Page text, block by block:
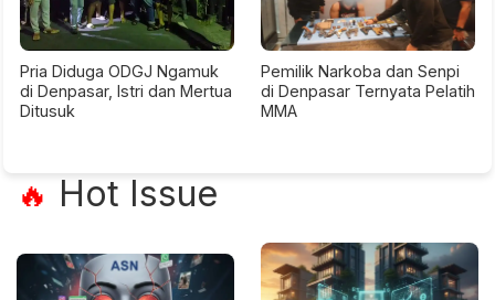
Pria Diduga ODGJ Ngamuk
di Denpasar, Istri dan Mertua
Ditusuk
Pemilik Narkoba dan Senpi
di Denpasar Ternyata Pelatih
MMA
🔥 Hot Issue